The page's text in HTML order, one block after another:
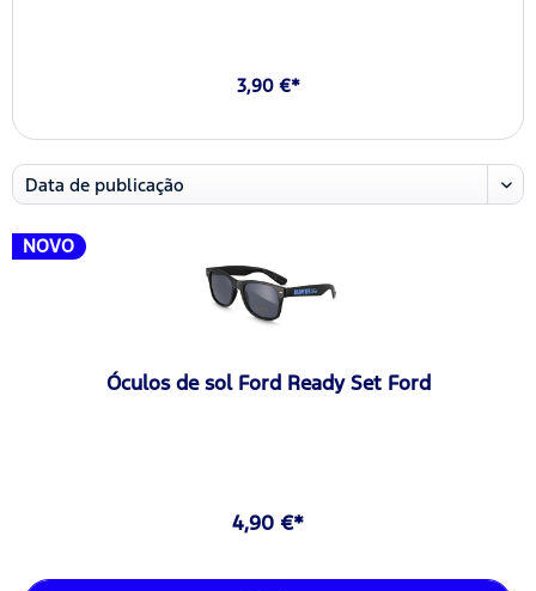
3,90 €*
NOVO
Óculos de sol Ford Ready Set Ford
4,90 €*